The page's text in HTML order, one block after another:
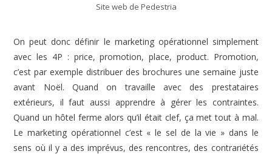
Site web de Pedestria
On peut donc définir le marketing opérationnel simplement
avec les 4P : price, promotion, place, product. Promotion,
c’est par exemple distribuer des brochures une semaine juste
avant Noël. Quand on travaille avec des prestataires
extérieurs, il faut aussi apprendre à gérer les contraintes.
Quand un hôtel ferme alors qu’il était clef, ça met tout à mal.
Le marketing opérationnel c’est « le sel de la vie » dans le
sens où il y a des imprévus, des rencontres, des contrariétés